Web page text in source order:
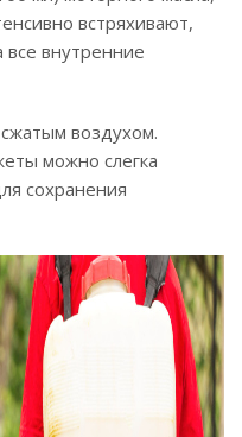
встряхивают,
все внутренние
воздухом.
можно слегка
сохранения